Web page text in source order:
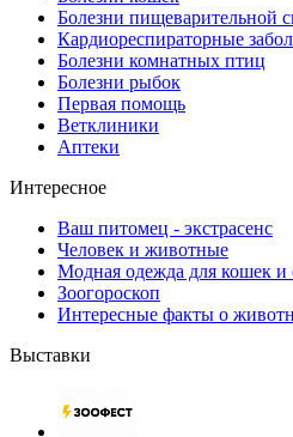
Болезни пищеварительной
Кардиореспираторные
Болезни комнатных птиц
Болезни рыбок
Первая помощь
Ветклиники
Аптеки
Интересное
Ваш питомец - экстрасенс
Человек и животные
Модная одежда для кошек и
Зоогороскоп
Интересные факты о
Выставки